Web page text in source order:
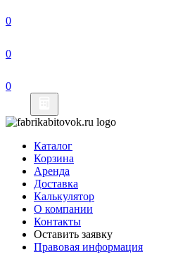
Каталог
Корзина
Аренда
Доставка
Калькулятор
О компании
Контакты
Оставить заявку
Правовая информация